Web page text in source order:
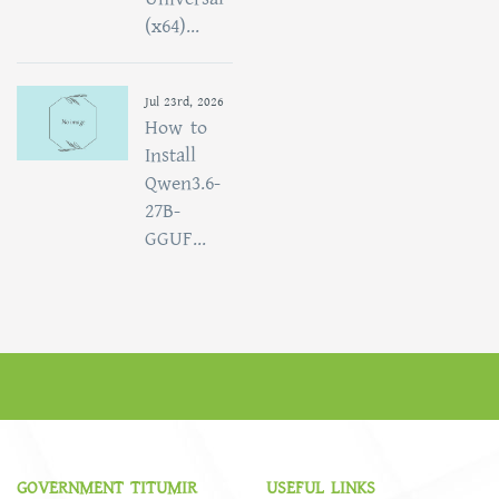
(x64)...
Jul 23rd, 2026
How to
Install
Qwen3.6-
27B-
GGUF...
GOVERNMENT TITUMIR USEFUL LINKS